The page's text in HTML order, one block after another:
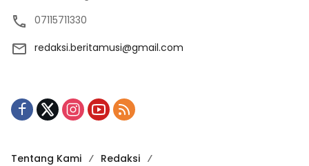
07115711330
redaksi.beritamusi@gmail.com
Tentang Kami Redaksi